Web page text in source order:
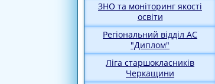
ЗНО та моніторинг якості
освіти
Регіональний відділ АС
"Диплом"
Ліга старшокласників
Черкащини